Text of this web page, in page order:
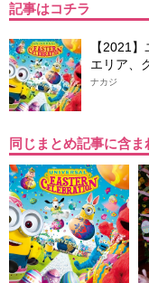
記事はコチラ
【2021
エリア、
ナカジ
同じまとめ記事に含